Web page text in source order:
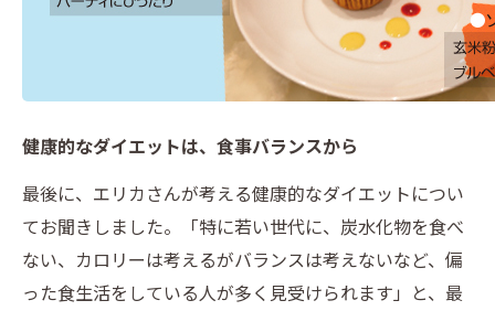
健康的なダイエットは、食事バランスから
最後に、エリカさんが考える健康的なダイエットについ
てお聞きしました。「特に若い世代に、炭水化物を食べ
ない、カロリーは考えるがバランスは考えないなど、偏
った食生活をしている人が多く見受けられます」と、最